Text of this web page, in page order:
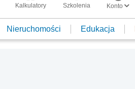
Kalkulatory Szkolenia Konto
Nieruchomości Edukacja